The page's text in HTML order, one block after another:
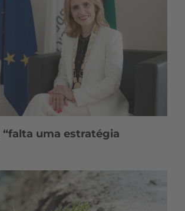
“falta uma estratégia